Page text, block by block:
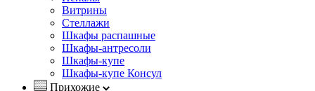
Витрины
Стеллажи
Шкафы распашные
Шкафы-антресоли
Шкафы-купе
Шкафы-купе Консул
Прихожие